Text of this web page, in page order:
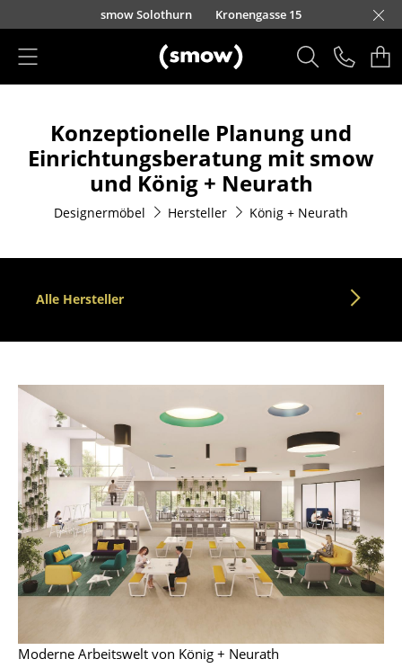
Direkt zum Inhaltsmow Solothurn Kronengasse 15
Sitzmöbel
Esszimmerstühle
Sofas
Barhocker
Hocker
Bänke & Liegen
Sitzsäcke
Gartenstühle
Kinderstühle
Schaukelstühle
Bürodrehstühle
Konzeptionelle Planung und
Einrichtungsberatung mit smow
und König + Neurath
Designermöbel Hersteller König + Neurath
Alle Hersteller
Moderne Arbeitswelt von König + Neurath